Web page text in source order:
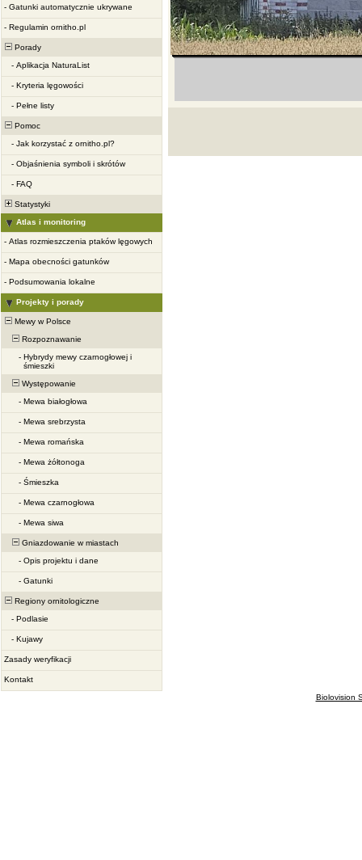
- Gatunki automatycznie ukrywane
- Regulamin ornitho.pl
Porady
- Aplikacja NaturaList
- Kryteria lęgowości
- Pełne listy
Pomoc
- Jak korzystać z ornitho.pl?
- Objaśnienia symboli i skrótów
- FAQ
Statystyki
Atlas i monitoring
- Atlas rozmieszczenia ptaków lęgowych
- Mapa obecności gatunków
- Podsumowania lokalne
Projekty i porady
Mewy w Polsce
Rozpoznawanie
- Hybrydy mewy czarnogłowej i
śmieszki
Występowanie
- Mewa białogłowa
- Mewa srebrzysta
- Mewa romańska
- Mewa żółtonoga
- Śmieszka
- Mewa czarnogłowa
- Mewa siwa
Gniazdowanie w miastach
- Opis projektu i dane
- Gatunki
Regiony ornitologiczne
- Podlasie
- Kujawy
Zasady weryfikacji
Kontakt
Biolovision